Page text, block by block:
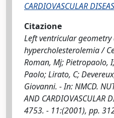
CARDIOVASCULAR
Citazione
Left ventricular
hypercholesterolemia /
Roman, Mj; Pietropaolo,
Paolo; Lirato, C;
Giovanni. - In: NMCD.
AND CARDIOVASCULAR
4753. - 11:(2001), pp.